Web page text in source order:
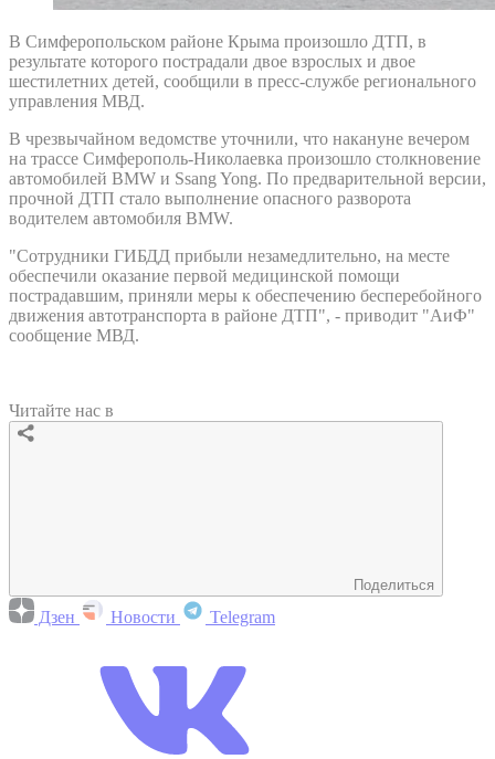
В Симферопольском районе Крыма произошло ДТП, в
результате которого пострадали двое взрослых и двое
шестилетних детей, сообщили в пресс-службе регионального
управления МВД.
В чрезвычайном ведомстве уточнили, что накануне вечером
на трассе Симферополь-Николаевка произошло столкновение
автомобилей BMW и Ssang Yong. По предварительной версии,
прочной ДТП стало выполнение опасного разворота
водителем автомобиля BMW.
"Сотрудники ГИБДД прибыли незамедлительно, на месте
обеспечили оказание первой медицинской помощи
пострадавшим, приняли меры к обеспечению бесперебойного
движения автотранспорта в районе ДТП", - приводит "АиФ"
сообщение МВД.
Читайте нас в
Поделиться
Дзен Новости Telegram